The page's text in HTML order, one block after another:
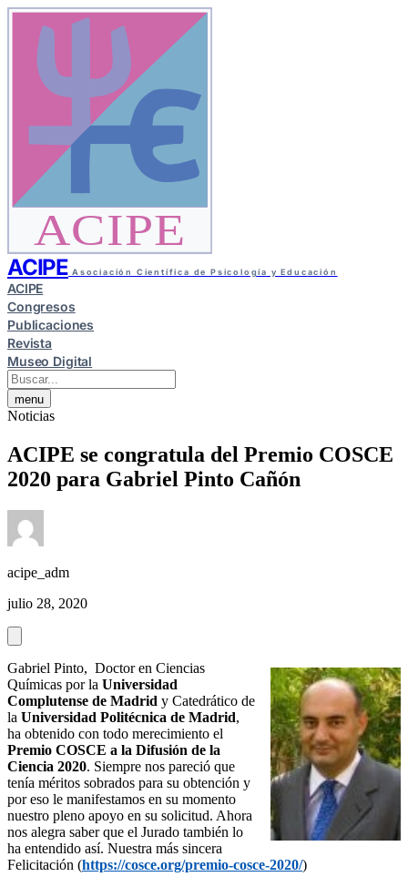
ACIPE
ACIPE Asociación Científica de Psicología y Educación
ACIPE
Congresos
Publicaciones
Revista
Museo Digital
menu
Noticias
ACIPE se congratula del Premio COSCE
2020 para Gabriel Pinto Cañón
acipe_adm
julio 28, 2020
Gabriel Pinto, Doctor en Ciencias
Químicas por la Universidad
Complutense de Madrid y Catedrático de
la Universidad Politécnica de Madrid,
ha obtenido con todo merecimiento el
Premio COSCE a la Difusión de la
Ciencia 2020. Siempre nos pareció que
tenía méritos sobrados para su obtención y
por eso le manifestamos en su momento
nuestro pleno apoyo en su solicitud. Ahora
nos alegra saber que el Jurado también lo
ha entendido así. Nuestra más sincera
Felicitación (https://cosce.org/premio-cosce-2020/)